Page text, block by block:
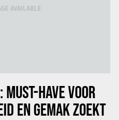
AVAILABLE
MUST-HAVE VOOR
EN GEMAK ZOEKT